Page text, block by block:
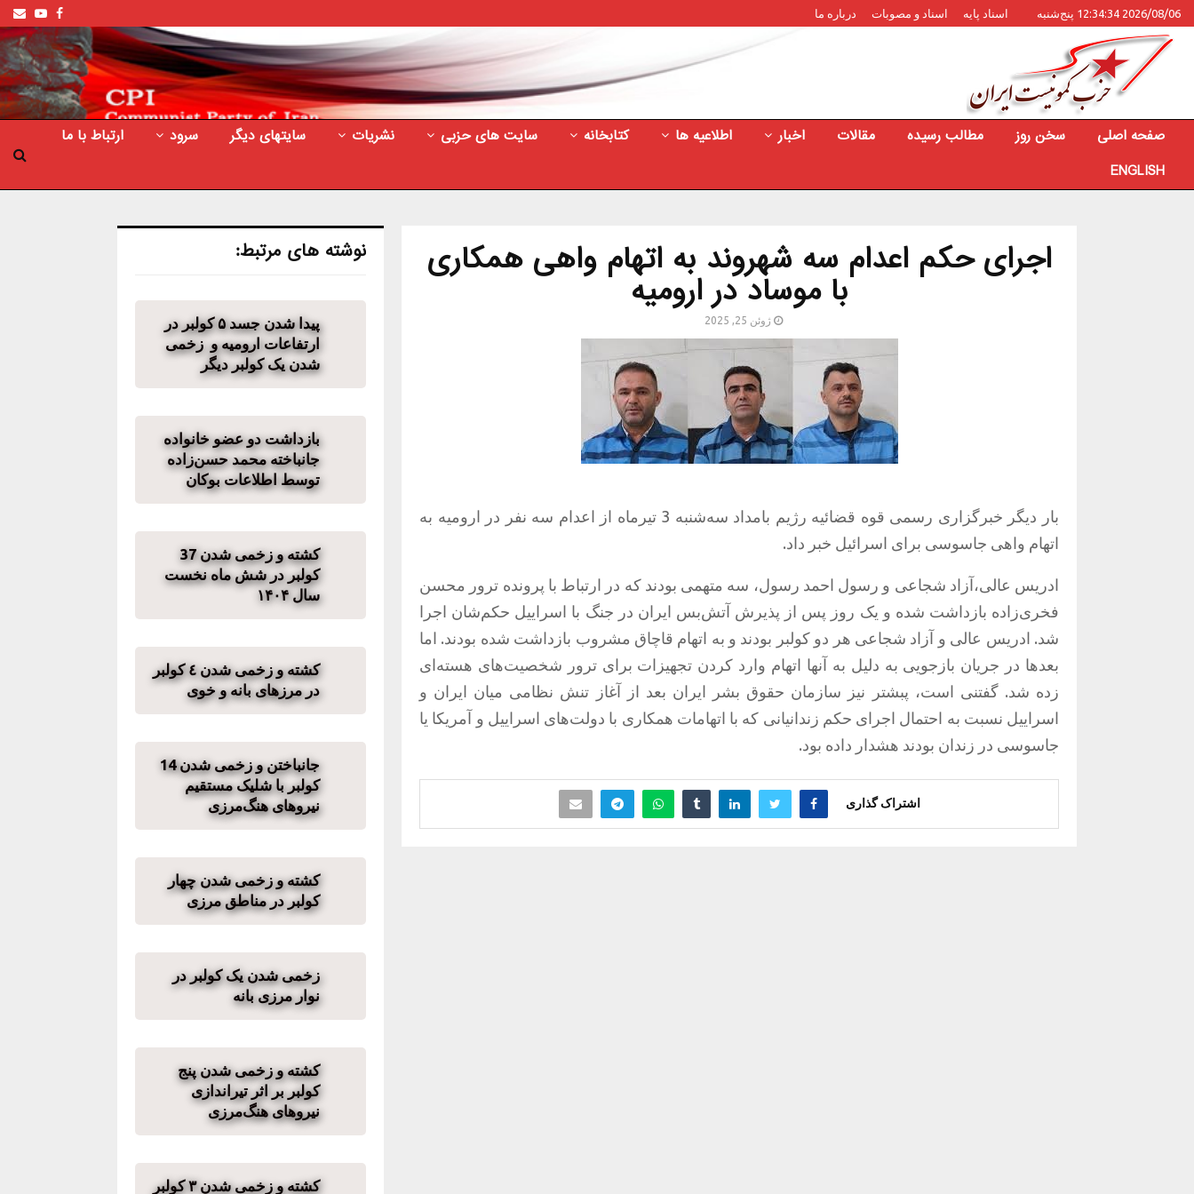
2026/08/06 12:34:34 پنج‌شنبه اسناد پایه اسناد و مصوبات درباره ما Facebook
صفحه اصلی سخن روز مطالب رسیده مقالات اخبار اطلاعیه ها کتابخانه سایت های حزبی نشریات سایتهای دیگر سرود
ارتباط با ما
ENGLISH
اجرای حکم اعدام سه شهروند به اتهام واهی همکاری
با موساد در ارومیه
ژوئن 25, 2025
بار دیگر خبرگزاری رسمی قوه قضائيه رژیم بامداد سه‌شنبه 3 تیرماه از اعدام سه نفر در ارومیه به
اتهام واهی جاسوسی برای اسرائيل خبر داد.
ادریس عالی،آزاد شجاعی و رسول احمد رسول، سه متهمی بودند که در ارتباط با پرونده ترور محسن
فخری‌زاده بازداشت شده و یک روز پس از پذیرش آتش‌بس ایران در جنگ با اسراییل حکم‌شان اجرا
شد. ادریس عالی و آزاد شجاعی هر دو کولبر بودند و به اتهام قاچاق مشروب بازداشت شده بودند. اما
بعدها در جریان بازجویی به دلیل به آنها اتهام وارد کردن تجهیزات برای ترور شخصیت‌های هسته‌ای
زده شد. گفتنی است، پبشتر نیز سازمان حقوق بشر ایران بعد از آغاز تنش نظامی میان ایران و
اسراییل نسبت به احتمال اجرای حکم زندانیانی که با اتهامات همکاری با دولت‌های اسراییل و آمریکا یا
جاسوسی در زندان بودند هشدار داده بود.
اشتراک گذاری
نوشته های مرتبط:
پیدا شدن جسد ۵ کولبر در
ارتفاعات ارومیه و زخمی
شدن یک کولبر دیگر
بازداشت دو عضو خانواده
جانباخته محمد حسن‌زاده
توسط اطلاعات بوکان
کشته و زخمی شدن 37
کولبر در شش ماه نخست
سال ۱۴۰۴
کشتە و زخمی شدن ٤ کولبر
در مرزهای بانە و خوی
جانباختن و زخمی شدن 14
کولبر با شلیک مستقیم
نیروهای هنگ‌مرزی
کشتە و زخمی شدن چهار
کولبر در مناطق مرزی
زخمی شدن یک کولبر در
نوار مرزی بانه
کشته و زخمی شدن پنج
کولبر بر اثر تیراندازی
نیروهای هنگ‌مرزی
کشته و زخمی شدن ۳ کولبر